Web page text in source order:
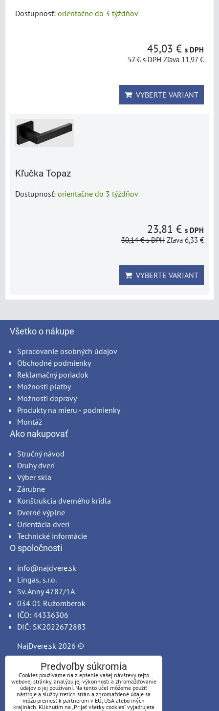
Dostupnosť: orientačne do 3 týždňov
45,03 € s DPH
57 €s DPH Zľava 11,97 €
VYBERTE VARIANT
Kľučka Topaz
Dostupnosť: orientačne do 3 týždňov
23,81 € s DPH
30,14 €s DPH Zľava 6,33 €
VYBERTE VARIANT
Všetko o nákupe
Spracovanie osobných údajov
Obchodné podmienky
Reklamačný poriadok
Možnosti platby
Možnosti dopravy
Produkty na mieru - podmienky
Montáž
Ako nakupovať
Stručný návod
Druhy dverí
Výber skla
Zárubne
Konštrukcia dverného krídla
Dverné výplne
Orientácia dverí
Technické informácie
O spoločnosti
info@najdvere.sk
Lingas, s.r.o.
Sv. Anny 4787/1A
034 01 Ružomberok
IČO: 44336306
DIČ: SK2022672883
NajDvere.sk 2026 ©
Predvoľby súkromia
Cookies používame na zlepšenie vašej návštevy tejto
webovej stránky, analýzu jej výkonnosti a zhromažďovanie
údajov o jej používaní. Na tento účel môžeme použiť
nástroje a služby tretích strán a zhromaždené údaje sa
môžu preniesť k partnerom v EÚ, USA alebo iných
krajinách. Kliknutím na „Prijať všetky cookies“ vyjadrujete